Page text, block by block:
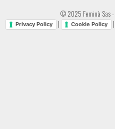
© 2025 Feminà Sas
Privacy Policy | Cookie Policy